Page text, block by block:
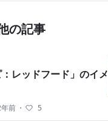
の記事
レッドフード」のイメ
前 ・ 5